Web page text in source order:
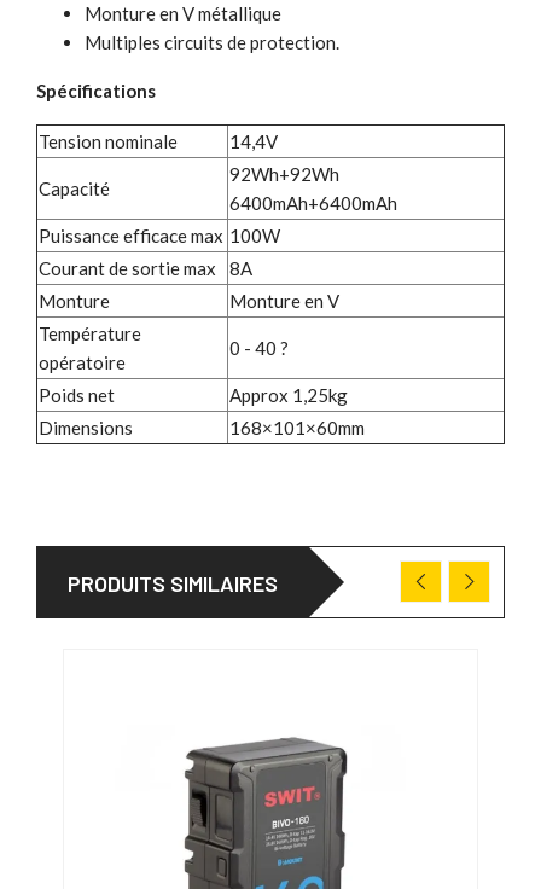
Monture en V métallique
Multiples circuits de protection.
Spécifications
Tension nominale 14,4V
Capacité
92Wh+92Wh
6400mAh+6400mAh
Puissance efficace max 100W
Courant de sortie max
8A
Monture
Monture en V
Température
opératoire
0 - 40 ?
Poids net
Approx 1,25kg
Dimensions
168×101×60mm
PRODUITS SIMILAIRES